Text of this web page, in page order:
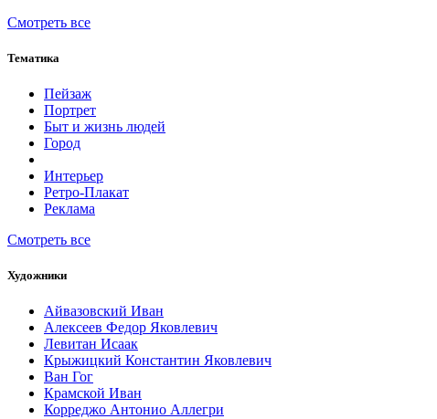
Смотреть все
Тематика
Пейзаж
Портрет
Быт и жизнь людей
Город
Интерьер
Ретро-Плакат
Реклама
Смотреть все
Художники
Айвазовский Иван
Алексеев Федор Яковлевич
Левитан Исаак
Крыжицкий Константин Яковлевич
Ван Гог
Крамской Иван
Корреджо Антонио Аллегри